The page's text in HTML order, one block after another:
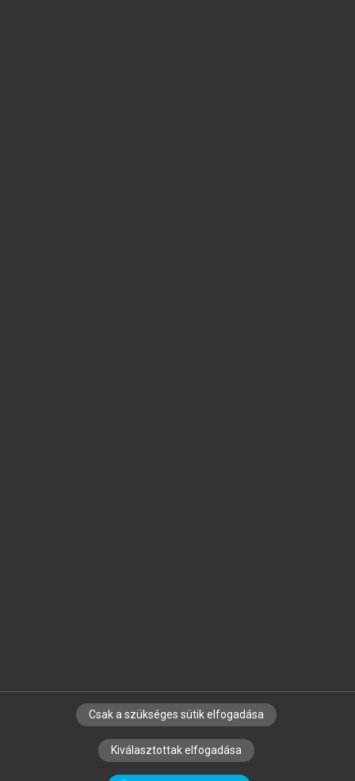
SZERZŐKNEK CÉGEKNEK KÖNYVTÁROSOKNAK
SZERKESZTÉSI ÉS LEKTORÁLÁSI ALAPELVEK
Csak a szükséges sütik elfogadása
Kiválasztottak elfogadása